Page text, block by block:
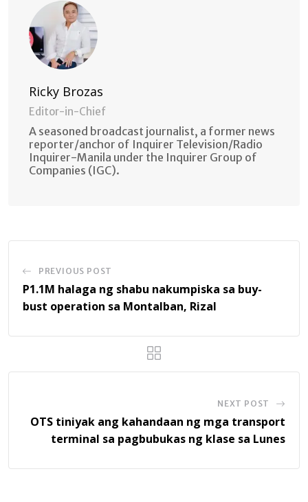
Ricky Brozas
Editor-in-Chief
A seasoned broadcast journalist, a former news
reporter/anchor of Inquirer Television/Radio
Inquirer-Manila under the Inquirer Group of
Companies (IGC).
PREVIOUS POST
P1.1M halaga ng shabu nakumpiska sa buy-
bust operation sa Montalban, Rizal
NEXT POST
OTS tiniyak ang kahandaan ng mga transport
terminal sa pagbubukas ng klase sa Lunes